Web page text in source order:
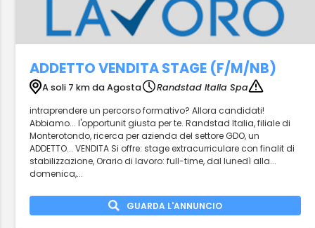
ADDETTO VENDITA STAGE (F/M/NB)
A soli 7 km da Agosta
Randstad Italia Spa
intraprendere un percorso formativo? Allora candidati!
Abbiamo... l'opportunit giusta per te. Randstad Italia, filiale di
Monterotondo, ricerca per azienda del settore GDO, un
ADDETTO... VENDITA Si offre: stage extracurriculare con finalit di
stabilizzazione, Orario di lavoro: full-time, dal lunedì alla...
domenica,...
GUARDA L'ANNUNCIO